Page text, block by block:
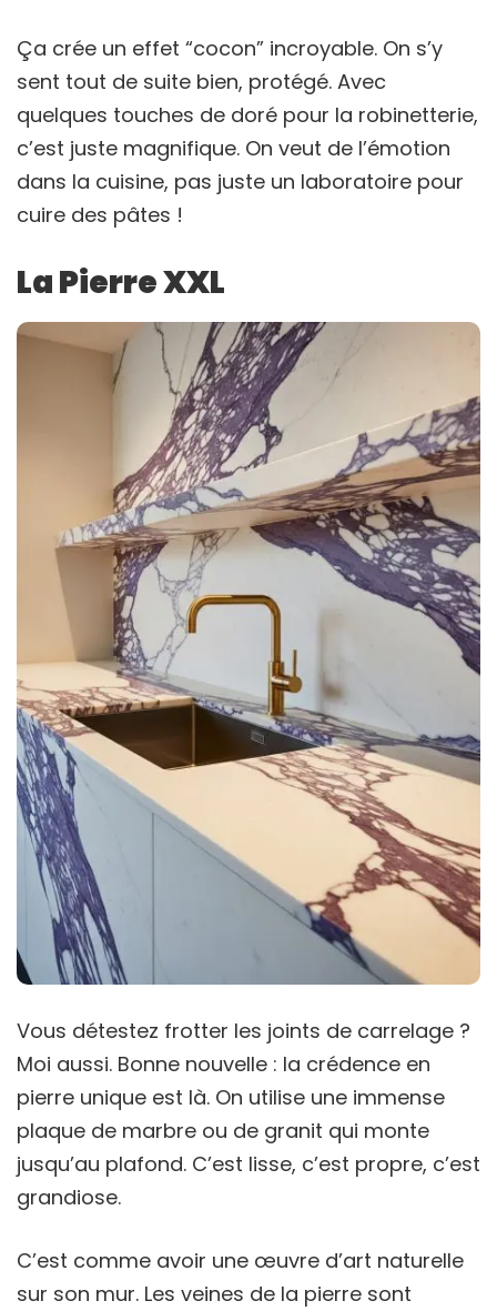
Ça crée un effet “cocon” incroyable. On s’y
sent tout de suite bien, protégé. Avec
quelques touches de doré pour la robinetterie,
c’est juste magnifique. On veut de l’émotion
dans la cuisine, pas juste un laboratoire pour
cuire des pâtes !
La Pierre XXL
Vous détestez frotter les joints de carrelage ?
Moi aussi. Bonne nouvelle : la crédence en
pierre unique est là. On utilise une immense
plaque de marbre ou de granit qui monte
jusqu’au plafond. C’est lisse, c’est propre, c’est
grandiose.
C’est comme avoir une œuvre d’art naturelle
sur son mur. Les veines de la pierre sont